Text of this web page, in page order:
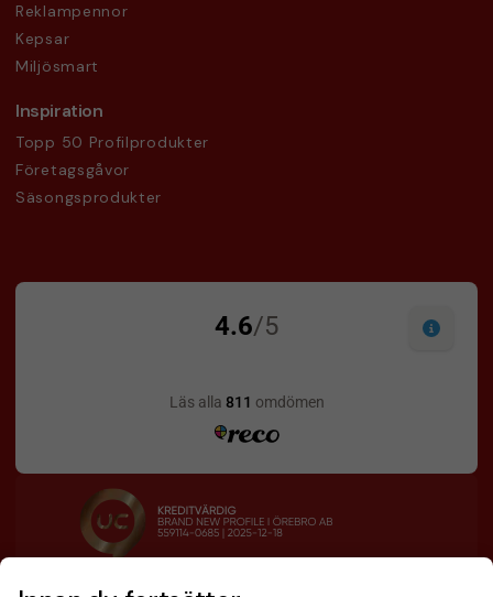
Reklampennor
Kepsar
Miljösmart
Inspiration
Topp 50 Profilprodukter
Företagsgåvor
Säsongsprodukter